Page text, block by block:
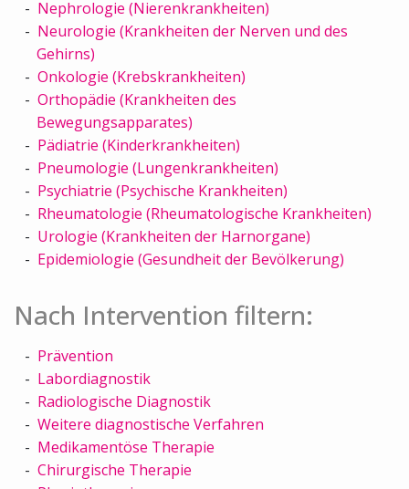
Nephrologie (Nierenkrankheiten)
Neurologie (Krankheiten der Nerven und des
Gehirns)
Onkologie (Krebskrankheiten)
Orthopädie (Krankheiten des
Bewegungsapparates)
Pädiatrie (Kinderkrankheiten)
Pneumologie (Lungenkrankheiten)
Psychiatrie (Psychische Krankheiten)
Rheumatologie (Rheumatologische Krankheiten)
Urologie (Krankheiten der Harnorgane)
Epidemiologie (Gesundheit der Bevölkerung)
Nach Intervention filtern:
Prävention
Labordiagnostik
Radiologische Diagnostik
Weitere diagnostische Verfahren
Medikamentöse Therapie
Chirurgische Therapie